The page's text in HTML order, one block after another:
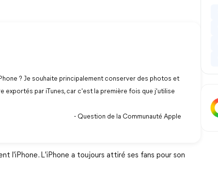
? Je souhaite principalement conserver des photos et
exportés par iTunes, car c'est la première fois que j'utilise
- Question de la Communauté Apple
l'iPhone. L'iPhone a toujours attiré ses fans pour son